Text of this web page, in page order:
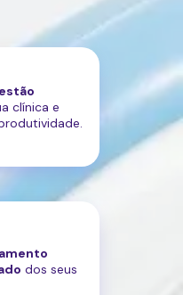
clínica e
dos seus